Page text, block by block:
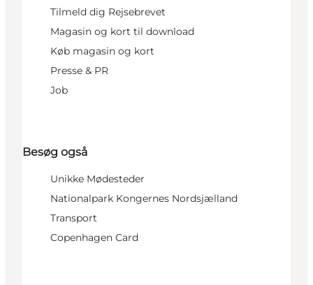
Tilmeld dig Rejsebrevet
Magasin og kort til download
Køb magasin og kort
Presse & PR
Job
Besøg også
Unikke Mødesteder
Nationalpark Kongernes Nordsjælland
Transport
Copenhagen Card